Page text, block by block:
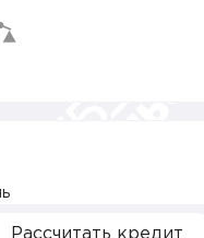
Рассчитать кредит